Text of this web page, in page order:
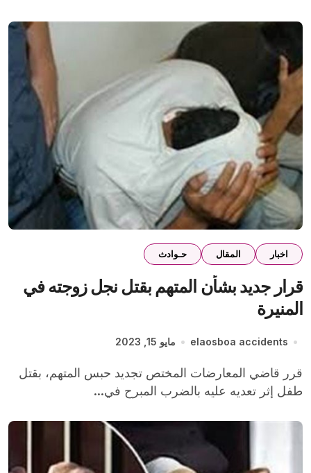
اخبار المقال حـوادث
قرار جديد بشأن المتهم بقتل نجل زوجته في
المنيرة
elaosboa accidents مايو 15, 2023
قرر قاضي المعارضات المختص تجديد حبس المتهم، بقتل
طفل إثر تعديه عليه بالضرب المبرح في...